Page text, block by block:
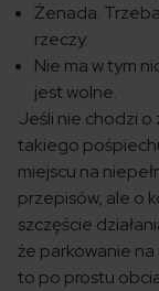
Żenada.
rzeczy.
Nie ma w tym
jest wolne.
Jeśli nie chodzi o
takiego
miejscu na
przepisów, ale o
szczęście
że parkowanie
to po prostu